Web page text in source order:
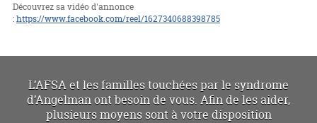
Découvrez sa vidéo d'annonce
:https://www.facebook.com/reel/1627340688398785
L’AFSA et les familles touchées par le syndrome
d’Angelman ont besoin de vous. Afin de les aider,
plusieurs moyens sont à votre disposition